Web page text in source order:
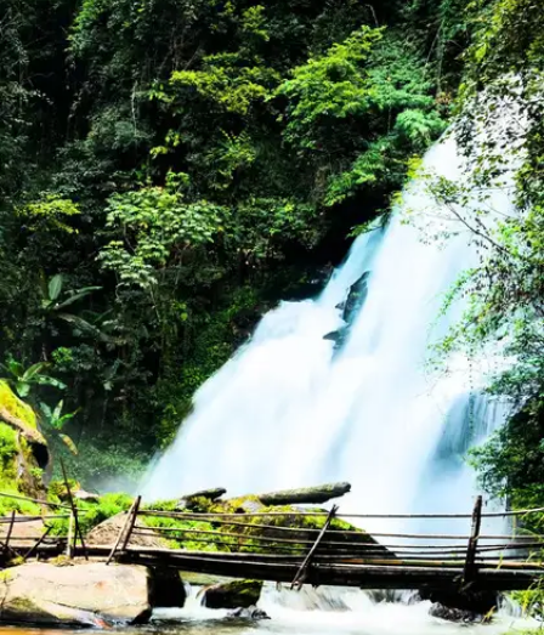
​​साइलेंट वैली नेशनल पार्क, पलक्कड़ ​
साइलेंट वैली नेशनल पार्क ने इस शहर को जैव विविधता के खजाने के
रूप में पहचान दिलाई है।